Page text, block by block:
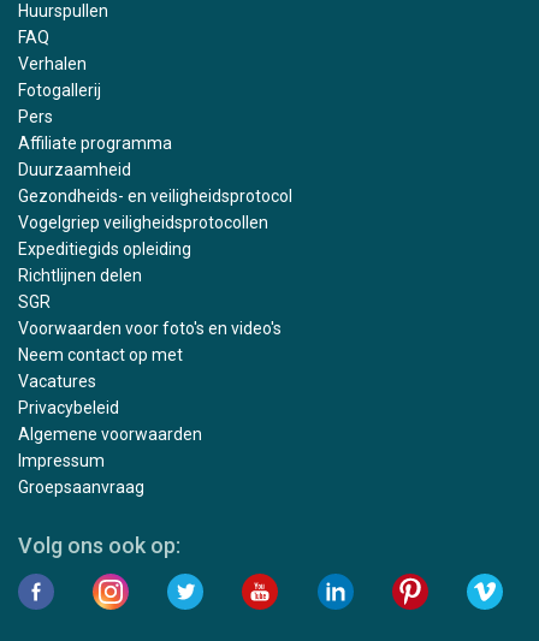
Huurspullen
FAQ
Verhalen
Fotogallerij
Pers
Affiliate programma
Duurzaamheid
Gezondheids- en veiligheidsprotocol
Vogelgriep veiligheidsprotocollen
Expeditiegids opleiding
Richtlijnen delen
SGR
Voorwaarden voor foto's en video's
Neem contact op met
Vacatures
Privacybeleid
Algemene voorwaarden
Impressum
Groepsaanvraag
Volg ons ook op: